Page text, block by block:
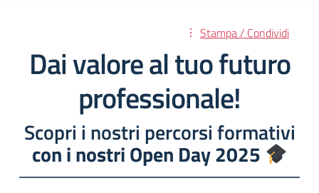
Stampa / Condividi
Dai valore al tuo futuro
professionale!
Scopri i nostri percorsi formativi
con i nostri Open Day 2025